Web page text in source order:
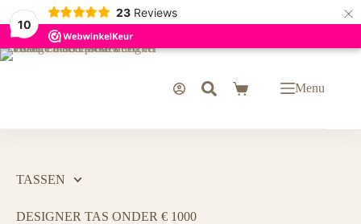
10
23 Reviews ×
Menu
TASSEN
DESIGNER TAS ONDER € 1000